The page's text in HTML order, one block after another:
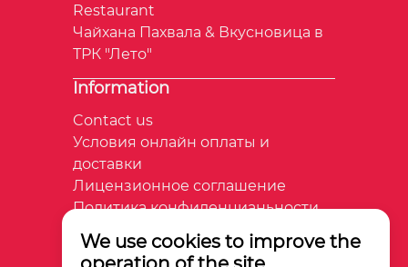
Restaurant
Чайхана Пахвала & Вкусновица в
ТРК "Лето"
Information
Contact us
Условия онлайн оплаты и
доставки
Лицензионное соглашение
Политика конфиденцианьности
+7 981 739-88-93
We use cookies to improve the